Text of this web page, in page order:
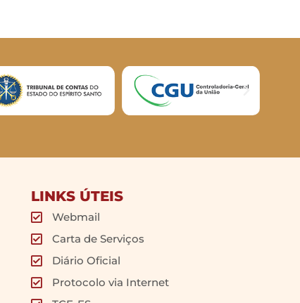
LINKS ÚTEIS
Webmail
Carta de Serviços
Diário Oficial
Protocolo via Internet